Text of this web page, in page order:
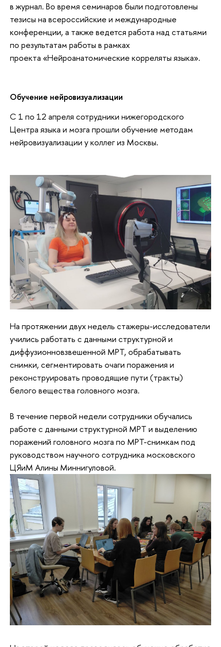
в журнал. Во время семинаров были подготовлены
тезисы на всероссийские и международные
конференции, а также ведется работа над статьями
по результатам работы в рамках
проекта «Нейроанатомические корреляты языка».
Обучение нейровизуализации
С 1 по 12 апреля сотрудники нижегородского
Центра языка и мозга прошли обучение методам
нейровизуализации у коллег из Москвы.
На протяжении двух недель стажеры-исследователи
учились работать с данными структурной и
диффузионновзвешенной МРТ, обрабатывать
снимки, сегментировать очаги поражения и
реконструировать проводящие пути (тракты)
белого вещества головного мозга.
В течение первой недели сотрудники обучались
работе с данными структурной МРТ и выделению
поражений головного мозга по МРТ-снимкам под
руководством научного сотрудника московского
ЦЯиМ Алины Миннигуловой.